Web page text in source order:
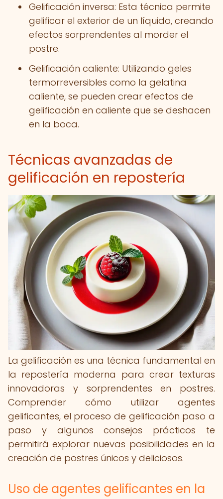
Gelificación inversa: Esta técnica permite
gelificar el exterior de un líquido, creando
efectos sorprendentes al morder el
postre.
Gelificación caliente: Utilizando geles
termorreversibles como la gelatina
caliente, se pueden crear efectos de
gelificación en caliente que se deshacen
en la boca.
Técnicas avanzadas de
gelificación en repostería
La gelificación es una técnica fundamental en
la repostería moderna para crear texturas
innovadoras y sorprendentes en postres.
Comprender cómo utilizar agentes
gelificantes, el proceso de gelificación paso a
paso y algunos consejos prácticos te
permitirá explorar nuevas posibilidades en la
creación de postres únicos y deliciosos.
Uso de agentes gelificantes en la